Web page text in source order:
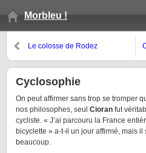
Morbleu !
Le colosse de Rodez
Cyclosophie
On peut affirmer sans trop se tromper
nos philosophes, seul Cioran fut
cycliste. « J’ai parcouru la France
bicyclette » a-t-il un jour affirmé, mais il
beaucoup.